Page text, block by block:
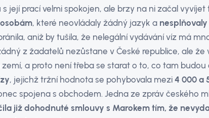
její prací velmi spokojen, ale brzy na ni začal vyvíjet
, které neovládaly žádný jazyk a
aniž by tušila, že nelegální vydávání víz má
z žadatelů nezůstane v České republice, ale že
a proto není třeba se starat o to, co tam budou
, jejichž tržní hodnota se pohybovala mezi 4 000 a
spojena s obchodem. Jedna ze zpráv českého
již dohodnuté smlouvy s Marokem tím, že